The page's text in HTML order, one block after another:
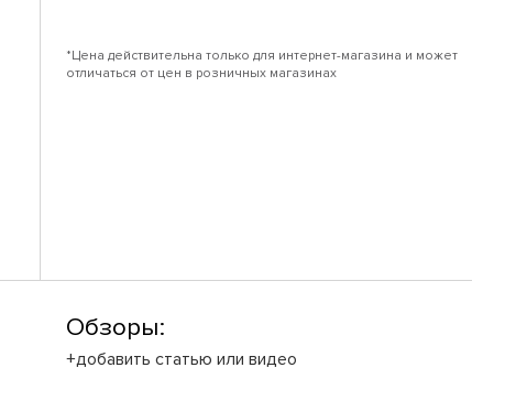
*Цена действительна только для интернет-магазина и может
отличаться от цен в розничных магазинах
Обзоры:
+добавить статью или видео